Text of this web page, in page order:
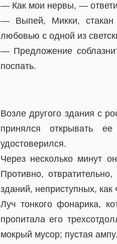
— Как мои нервы, —
— Выпей, Микки, стакан
любовью с одной из
— Предложение
поспать.
Возле другого здания с
принялся открывать
удостоверился.
Через несколько минут
Противно,
зданий, неприступных,
Луч тонкого фонарика,
пропитала его
мокрый мусор; пустая